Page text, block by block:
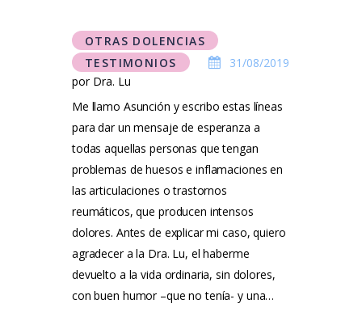
OTRAS DOLENCIAS
TESTIMONIOS
31/08/2019
por Dra. Lu
Me llamo Asunción y escribo estas líneas
para dar un mensaje de esperanza a
todas aquellas personas que tengan
problemas de huesos e inflamaciones en
las articulaciones o trastornos
reumáticos, que producen intensos
dolores. Antes de explicar mi caso, quiero
agradecer a la Dra. Lu, el haberme
devuelto a la vida ordinaria, sin dolores,
con buen humor –que no tenía- y una…